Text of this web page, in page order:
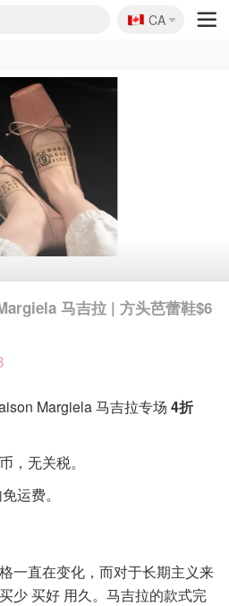
🇨🇦
CA
马吉拉 | 方头芭蕾鞋$6
Margiela 马吉拉专场 4折
，无关税。
运费。
一直在变化，而对于长期主义来
少 买好 用久。马吉拉的款式完